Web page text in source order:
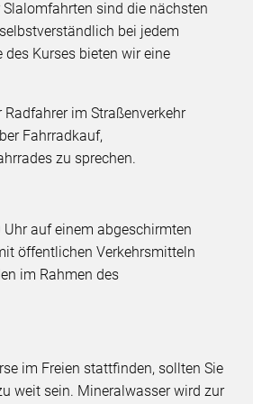
sind die nächsten
bei jedem
Kurses bieten wir eine
im Straßenverkehr
Fahrradkauf,
zu sprechen.
auf einem abgeschirmten
öffentlichen Verkehrsmitteln
im Rahmen des
im Freien stattfinden, sollten Sie
weit sein. Mineralwasser wird zur